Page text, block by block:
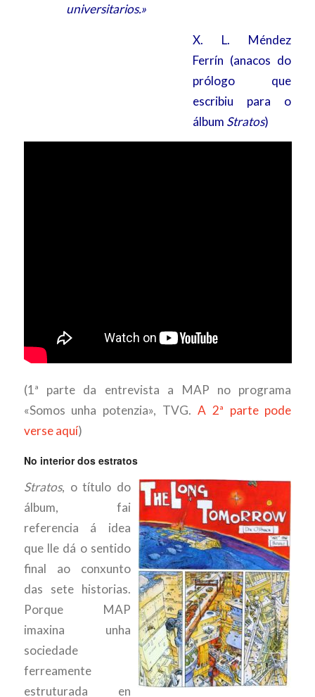
universitarios.»
X. L. Méndez
Ferrín (anacos do
prólogo que
escribiu para o
álbum Stratos)
(1ª parte da entrevista a MAP no programa
«Somos unha potenzia», TVG. A 2ª parte pode
verse aquí)
No interior dos estratos
Stratos, o título do
álbum, fai
referencia á idea
que lle dá o sentido
final ao conxunto
das sete historias.
Porque MAP
imaxina unha
sociedade
ferreamente
estruturada en